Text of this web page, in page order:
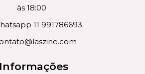
às 18:00
11 991786693
Informações